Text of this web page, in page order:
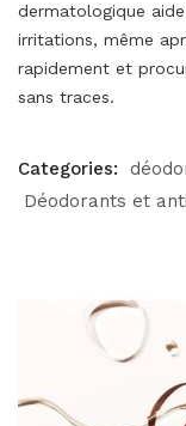
dermatologique
irritations, même
rapidement et
sans traces.
Categories:
Déodorants et